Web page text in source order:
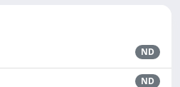
ND
ND